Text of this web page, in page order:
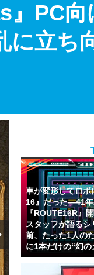
PC向
に立ち
車が変形してロボ
16』だった―41
『ROUTE16R』
スタッフが語る
前、たった1人の
に1本だけの“幻